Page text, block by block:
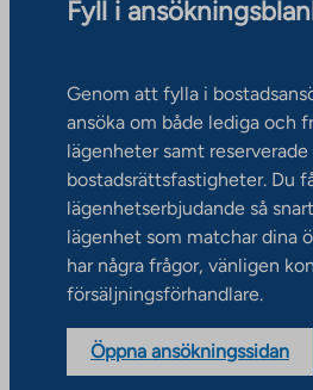
Fyll i
Genom att fylla i
ansöka om både lediga och
lägenheter samt reserverade
bostadsrättsfastigheter. Du
lägenhetserbjudande så
lägenhet som matchar dina
har några frågor, vänligen
försäljningsförhandlare.
Öppna ansökningssidan